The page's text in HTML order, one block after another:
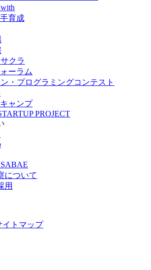
育成
クラ
ーラム
・プログラミングコンテスト
ャンプ
PROJECT
について
用
イトマップ